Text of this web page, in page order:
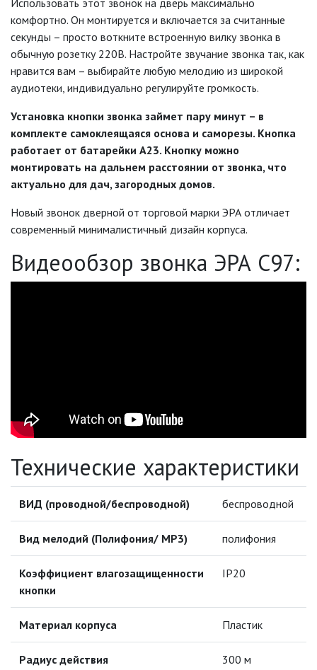
КЛЕЙКИЕ ЛЕНТЫ
ЛЕНТЫ СВЕТОДИОДНЫЕ (LED
ЛЕНТЫ)
ЛИНЕЙНЫЕ СВЕТОДИОДНЫЕ
СВЕТИЛЬНИКИ
ЛЮСТРЫ
МОДУЛЬНЫЕ СИСТЕМЫ
ОСВЕЩЕНИЯ (LED МОДУЛИ)
НАСТОЛЬНЫЕ СВЕТИЛЬНИКИ
ОБОРУДОВАНИЕ
ЭЛЕКТРОСТАНЦИИ
ДЕЛИТЕЛИ
СЕТЕВЫЕ ФИЛЬТРЫ, СИЛОВЫЕ
РАЗЪЕМЫ И УДЛИНИТЕЛИ,
СИСТЕМЫ ПОЛИВА
СТАБИЛИЗАТОРЫ НАПРЯЖЕНИЯ
Использовать этот звонок на дверь максимально
комфортно. Он монтируется и включается за считанные
секунды – просто воткните встроенную вилку звонка в
обычную розетку 220В. Настройте звучание звонка так, как
нравится вам – выбирайте любую мелодию из широкой
аудиотеки, индивидуально регулируйте громкость.
Установка кнопки звонка займет пару минут – в
комплекте самоклеящаяся основа и саморезы. Кнопка
работает от батарейки А23. Кнопку можно
монтировать на дальнем расстоянии от звонка, что
актуально для дач, загородных домов.
Новый звонок дверной от торговой марки ЭРА отличает
современный минималистичный дизайн корпуса.
Видеообзор звонка ЭРА С97:
Технические характеристики
ВИД (проводной/беспроводной) беспроводной
Вид мелодий (Полифония/ МР3) полифония
Коэффициент влагозащищенности
кнопки
IP20
Материал корпуса Пластик
Радиус действия 300 м